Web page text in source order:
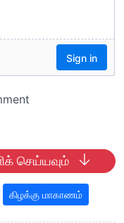
செய்யவும்
கிழக்கு மாகாணம்